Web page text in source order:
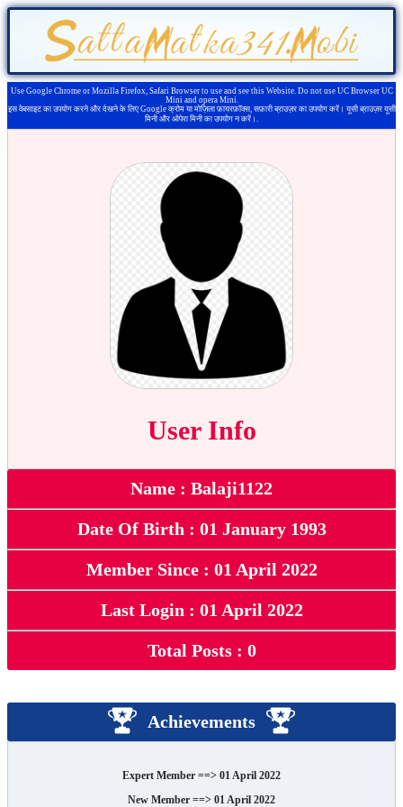
Use Google Chrome or Mozilla Firefox, Safari Browser to use and see this Website. Do not use UC Browser UC
Mini and opera Mini.
इस वेबसाइट का उपयोग करने और देखने के लिए Google क्रोम या मोज़िला फ़ायरफ़ॉक्स, सफ़ारी ब्राउज़र का उपयोग करें। यूसी ब्राउज़र यूसी
मिनी और ओपेरा मिनी का उपयोग न करें।.
User Info
Name : Balaji1122
Date Of Birth : 01 January 1993
Member Since : 01 April 2022
Last Login : 01 April 2022
Total Posts : 0
Achievements
Expert Member ==> 01 April 2022
New Member ==> 01 April 2022